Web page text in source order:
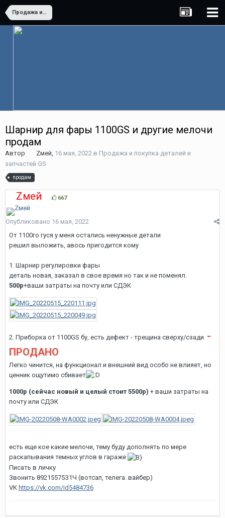
Продажа и покупка деталей и запчастей GS
Шарнир для фары 1100GS и другие мелочи
продам
Автор Zмей, 16 мая, 2022 в Продажа и покупка деталей и
запчастей GS
продам
Zмей 667
Опубликовано 16 мая, 2022
От 1100го гуся у меня остались ненужные детали
решил выложить, авось пригодится кому
1. Шарнир регулировки фары
деталь новая, заказал в свое время но так и не поменял.
500р+ваши затраты на почту или СДЭК
2. Приборка от 1100GS бу, есть дефект - трещина сверху/сзади -
ПРОДАНО
Легко чинится, на функционал и внешний вид особо не влияет, но
ценник ощутимо сбивает
1000р (сейчас новый и целый стоит 5500р) + ваши затраты на
почту или СДЭК
есть еще кое какие мелочи, тему буду дополнять по мере
раскапывания темных углов в гараже
Писать в личку
Звонить 89215575З1Ч (вотсап, телега. вайбер)
VK https://vk.com/id5484736